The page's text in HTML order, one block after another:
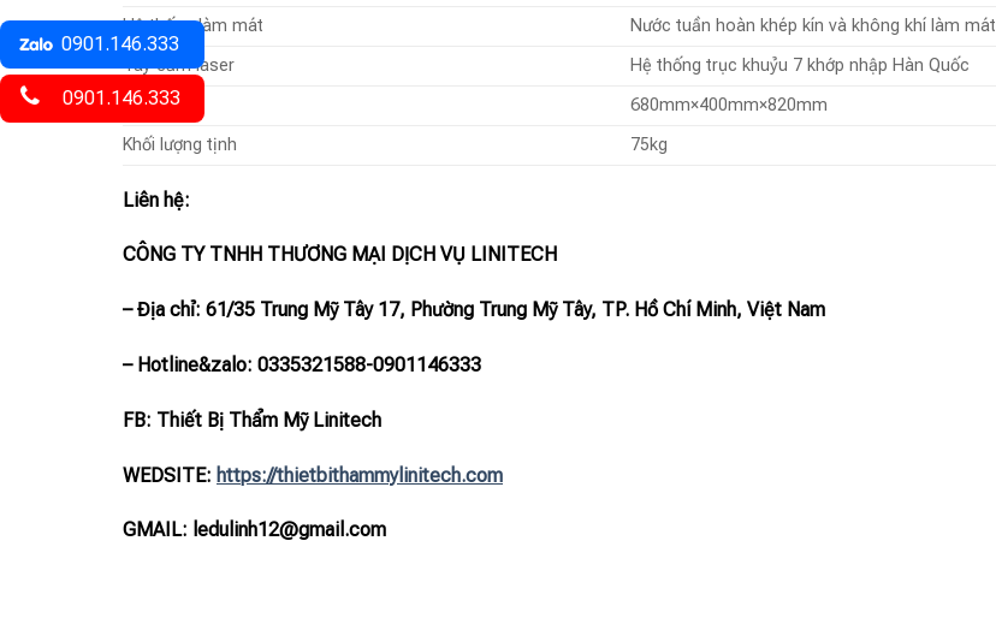
Hệ thống làm mát
Nước tuần hoàn khép kín và không khí làm mát
Tay cầm laser
Hệ thống trục khuỷu 7 khớp nhập Hàn Quốc
Kích thước
680mm×400mm×820mm
Khối lượng tịnh
75kg
Liên hệ:
CÔNG TY TNHH THƯƠNG MẠI DỊCH VỤ LINITECH
– Địa chỉ: 61/35 Trung Mỹ Tây 17, Phường Trung Mỹ Tây, TP. Hồ Chí Minh, Việt Nam
– Hotline&zalo: 0335321588-0901146333
FB: Thiết Bị Thẩm Mỹ Linitech
WEDSITE: https://thietbithammylinitech.com
GMAIL: ledulinh12@gmail.com
0901.146.333
0901.146.333